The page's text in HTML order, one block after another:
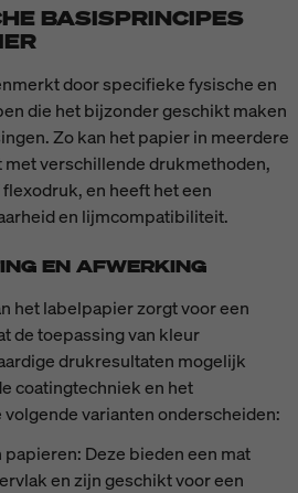
BASISPRINCIPES
door specifieke fysische en
die het bijzonder geschikt maken
Zo kan het papier in meerdere
verschillende drukmethoden,
en heeft het een
en lijmcompatibiliteit.
EN AFWERKING
het labelpapier zorgt voor een
de toepassing van kleur
drukresultaten mogelijk
coatingtechniek en het
varianten onderscheiden:
Deze bieden een mat
en zijn geschikt voor een